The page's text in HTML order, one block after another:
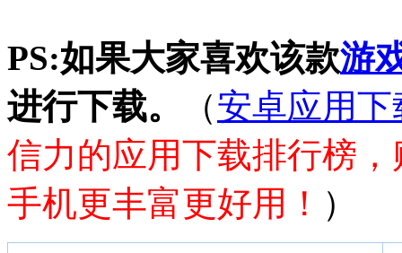
PS:如果大家喜欢该款游
进行下载。
（安卓应用下
信力的应用下载排行榜
手机更丰富更好用！ ）